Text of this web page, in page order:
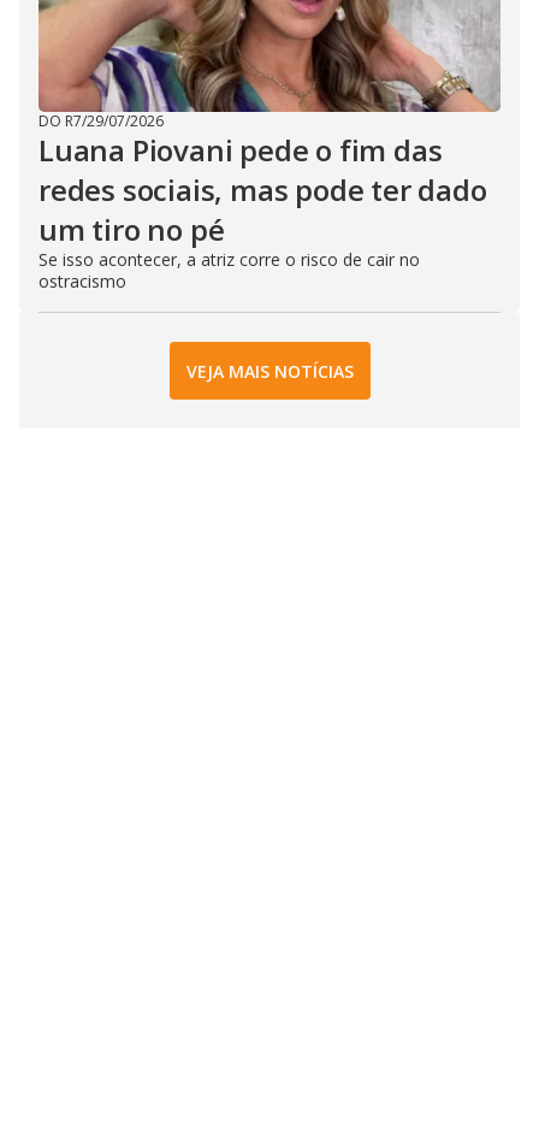
DO R7/29/07/2026
Luana Piovani pede o fim das
redes sociais, mas pode ter dado
um tiro no pé
Se isso acontecer, a atriz corre o risco de cair no
ostracismo
VEJA MAIS NOTÍCIAS